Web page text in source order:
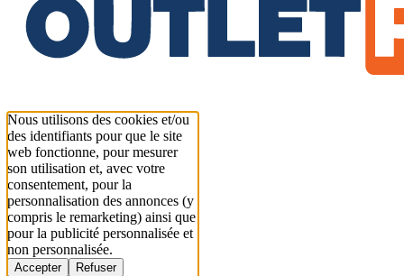
Nous utilisons des cookies et/ou
des identifiants pour que le site
web fonctionne, pour mesurer
son utilisation et, avec votre
consentement, pour la
personnalisation des annonces (y
compris le remarketing) ainsi que
pour la publicité personnalisée et
non personnalisée.
Accepter
Refuser